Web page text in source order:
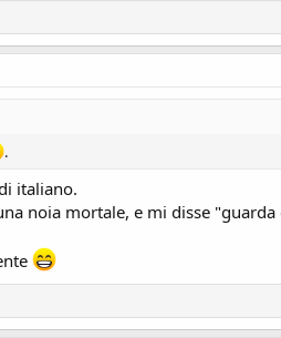
.
italiano.
noia mortale, e mi disse